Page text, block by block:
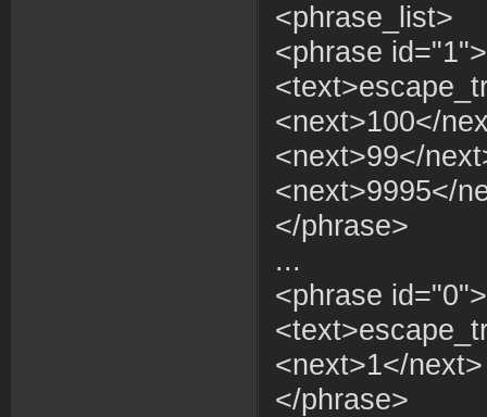
<phrase_list>
<phrase id="1">
<next>100</
<next>99</
<next>9995</
</phrase>
...
<phrase id="0">
<next>1</next>
</phrase>